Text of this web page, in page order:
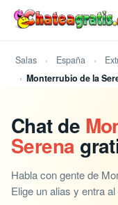
Salas España
Monterrubio de la
Chat de
Serena
Habla con gente de
Elige un alias y entra al